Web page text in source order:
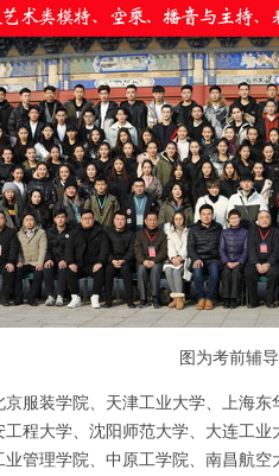
图为考前辅
京服装学院、天津工业大学、上海
工程大学、沈阳师范大学、大连工
业管理学院、中原工学院、南昌航